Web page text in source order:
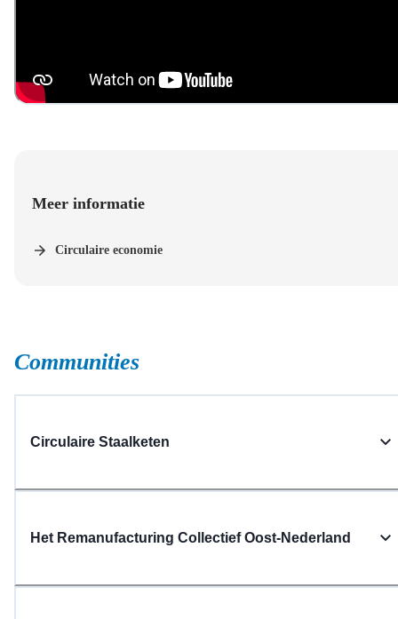
Meer informatie
Circulaire economie
Communities
Circulaire Staalketen
Het Remanufacturing Collectief Oost-Nederland